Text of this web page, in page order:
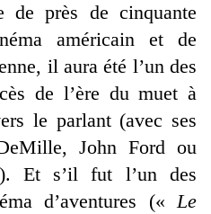
de près de cinquante
américain et de
il aura été l’un des
de l’ère du muet à
le parlant (avec ses
John Ford ou
Et s’il fut l’un des
d’aventures («Le